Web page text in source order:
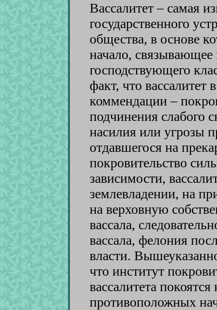
Вассалитет – самая
государственного
общества, в основе
начало, связывающее
господствующего
факт, что вассалитет
коммендации –
подчинения слабого
насилия или угрозы
отдавшегося на
покровительство
зависимости,
землевладении, на
на верховную
вассала,
вассала, фелония
власти.
что институт
вассалитета
противоположных